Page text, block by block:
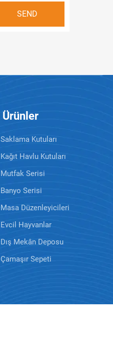
Ürünler
Saklama Kutuları
Kağıt Havlu Kutuları
Mutfak Serisi
Banyo Serisi
Masa Düzenleyicileri
Evcil Hayvanlar
Dış Mekân Deposu
Çamaşır Sepeti